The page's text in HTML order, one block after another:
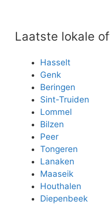
Laatste lokale
Hasselt
Genk
Beringen
Sint-Truiden
Lommel
Bilzen
Peer
Tongeren
Lanaken
Maaseik
Houthalen
Diepenbeek